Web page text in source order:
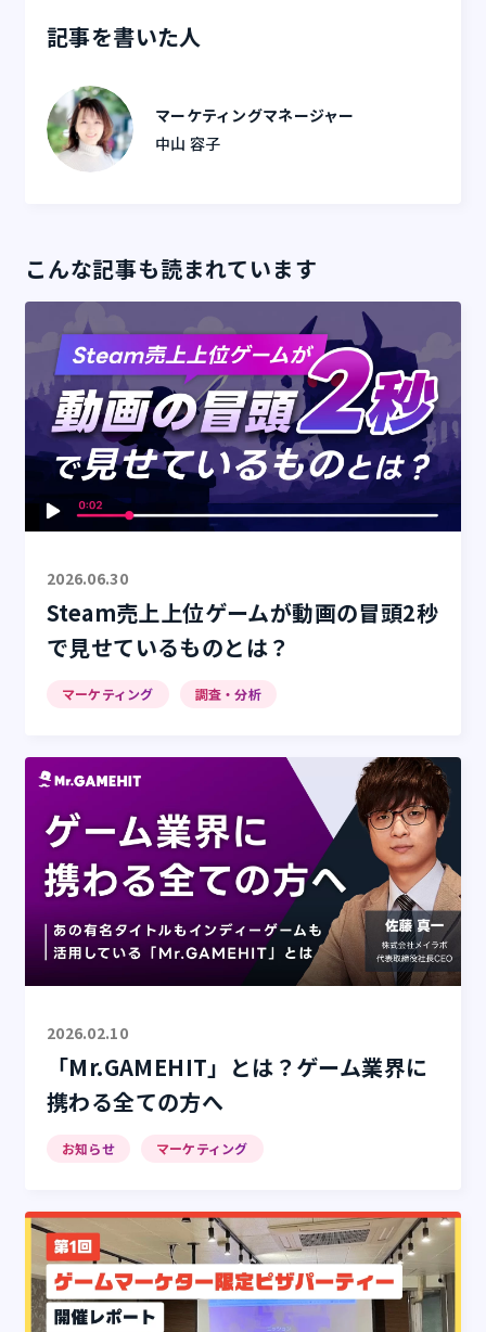
記事を書いた人
マーケティングマネージャー
中山 容子
こんな記事も読まれています
2026.06.30
Steam売上上位ゲームが動画の冒頭2秒
で見せているものとは？
マーケティング 調査・分析
2026.02.10
「Mr.GAMEHIT」とは？ゲーム業界に
携わる全ての方へ
お知らせ マーケティング